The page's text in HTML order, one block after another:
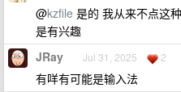
@kzfile 是的 我从来不点这
是有兴趣
JRay Jul 31, 2025 2
有咩有可能是输入法